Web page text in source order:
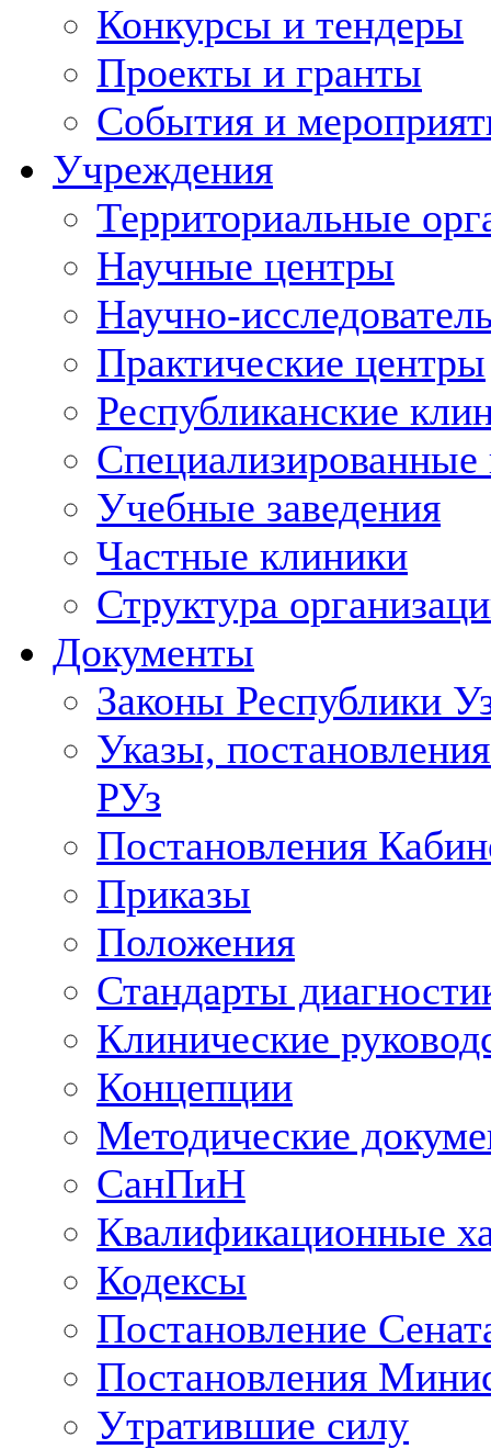
Конкурсы и тендеры
Проекты и гранты
События и
Учреждения
Территориальные
Научные центры
Научно-
Практические центры
Республиканские
Учебные заведения
Частные клиники
Структура
Документы
Законы Республики
Указы,
РУз
Постановления
Приказы
Положения
Стандарты
Клинические
Концепции
Методические
СанПиН
Квалификационные
Кодексы
Постановление
Постановления
Утратившие силу